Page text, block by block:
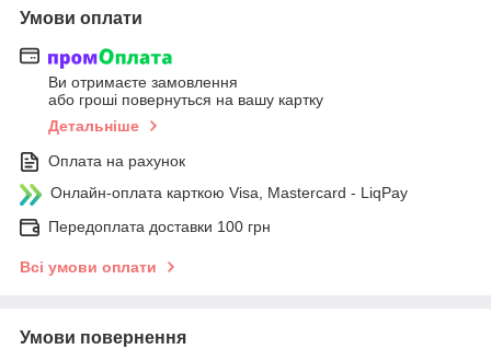
Умови оплати
Ви отримаєте замовлення
або гроші повернуться на вашу картку
Детальніше
Оплата на рахунок
Онлайн-оплата карткою Visa, Mastercard - LiqPay
Передоплата доставки 100 грн
Всі умови оплати
Умови повернення